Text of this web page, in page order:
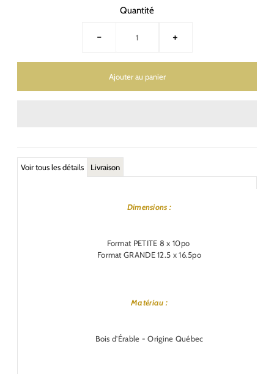
Quantité
- +
Voir tous les détails Livraison
Dimensions :
Format PETITE 8 x 10po
Format GRANDE 12.5 x 16.5po
Matériau :
Bois d'Érable - Origine Québec